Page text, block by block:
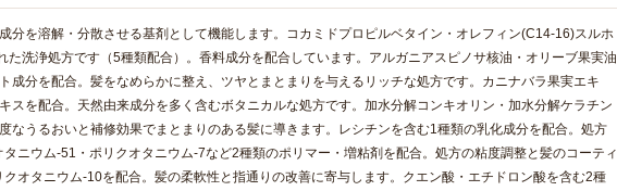
分を溶解・分散させる基剤として機能します。コカミドプロピルベタイン・オレフィン(C14-16)スルホ
た洗浄処方です（5種類配合）。香料成分を配合しています。アルガニアスピノサ核油・オリーブ果実油
成分を配合。髪をなめらかに整え、ツヤとまとまりを与えるリッチな処方です。カニナバラ果実エキ
スを配合。天然由来成分を多く含むボタニカルな処方です。加水分解コンキオリン・加水分解ケラチン
なうるおいと補修効果でまとまりのある髪に導きます。レシチンを含む1種類の乳化成分を配合。処方
ニウム-51・ポリクオタニウム-7など2種類のポリマー・増粘剤を配合。処方の粘度調整と髪のコーティ
オタニウム-10を配合。髪の柔軟性と指通りの改善に寄与します。クエン酸・エチドロン酸を含む2種